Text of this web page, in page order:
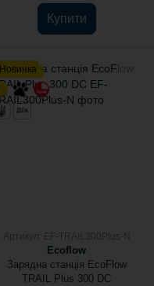
Купити
Новинка
Ecoflow
Зарядна станція EcoFlow
TRAIL Plus 300 DC